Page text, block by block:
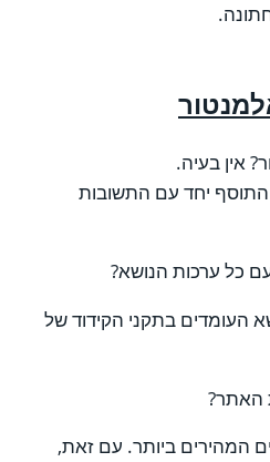
אין בעיה.
יחד עם התשובות
העומדים בתקני הקידוד של
האתר?
המהירים ביותר. עם זאת,